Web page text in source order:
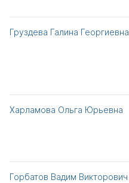
Груздева Галина Георгиевна
Харламова Ольга Юрьевна
Горбатов Вадим Викторович